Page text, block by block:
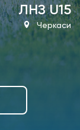
ЛНЗ U15
Черкаси